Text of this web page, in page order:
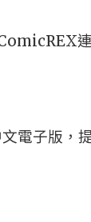
連
電子版，